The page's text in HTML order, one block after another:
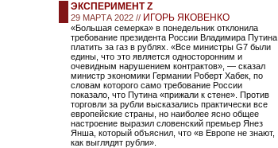
ЭКСПЕРИМЕНТ Z
29 МАРТА 2022 // ИГОРЬ ЯКОВЕНКО
«Большая семерка» в понедельник отклонила
требование президента России Владимира Путина
платить за газ в рублях. «Все министры G7 были
едины, что это является односторонним и
очевидным нарушением контрактов», — сказал
министр экономики Германии Роберт Хабек, по
словам которого само требование России
показало, что Путина «прижали к стене». Против
торговли за рубли высказались практически все
европейские страны, но наиболее ясно общее
настроение выразил словенский премьер Янез
Янша, который объяснил, что «в Европе не знают,
как выглядят рубли».